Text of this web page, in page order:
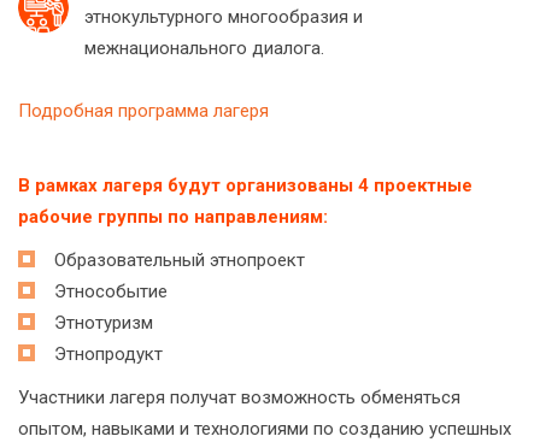
этнокультурного многообразия и
межнационального диалога.
Подробная программа лагеря
В рамках лагеря будут организованы 4 проектные
рабочие группы по направлениям:
Образовательный этнопроект
Этнособытие
Этнотуризм
Этнопродукт
Участники лагеря получат возможность обменяться
опытом, навыками и технологиями по созданию успешных